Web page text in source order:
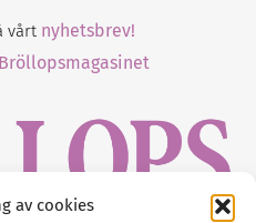
av cookies
vårt nyhetsbrev!